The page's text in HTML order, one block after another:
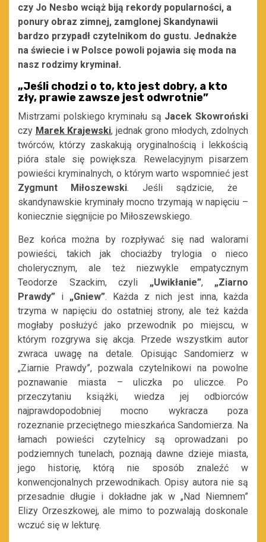
czy Jo Nesbo wciąż biją rekordy popularności, a
ponury obraz zimnej, zamglonej Skandynawii
bardzo przypadł czytelnikom do gustu. Jednakże
na świecie i w Polsce powoli pojawia się moda na
nasz rodzimy kryminał.
„Jeśli chodzi o to, kto jest dobry, a kto
zły, prawie zawsze jest odwrotnie”
Mistrzami polskiego kryminału są Jacek Skowroński
czy Marek Krajewski, jednak grono młodych, zdolnych
twórców, którzy zaskakują oryginalnością i lekkością
pióra stale się powiększa.
Rewelacyjnym pisarzem
powieści kryminalnych, o którym warto wspomnieć jest
Zygmunt Miłoszewski. Jeśli sądzicie, że
skandynawskie kryminały mocno trzymają w napięciu –
koniecznie sięgnijcie po Miłoszewskiego.
Bez końca można by rozpływać się nad walorami
powieści, takich jak chociażby trylogia o nieco
cholerycznym, ale też niezwykle empatycznym
Teodorze Szackim, czyli „Uwikłanie”, „Ziarno
Prawdy” i „Gniew”. Każda z nich jest inna, każda
trzyma w napięciu do ostatniej strony, ale też każda
mogłaby posłużyć jako przewodnik po miejscu, w
którym rozgrywa się akcja. Przede wszystkim autor
zwraca uwagę na detale. Opisując Sandomierz w
„Ziarnie Prawdy”, pozwala czytelnikowi na powolne
poznawanie miasta – uliczka po uliczce. Po
przeczytaniu książki, wiedza jej odbiorców
najprawdopodobniej mocno wykracza poza
rozeznanie przeciętnego mieszkańca Sandomierza. Na
łamach powieści czytelnicy są oprowadzani po
podziemnych tunelach, poznają dawne dzieje miasta,
jego historię, którą nie sposób znaleźć w
konwencjonalnych przewodnikach. Opisy autora nie są
przesadnie długie i dokładne jak w „Nad Niemnem”
Elizy Orzeszkowej, ale mimo to pozwalają doskonale
wczuć się w lekturę.